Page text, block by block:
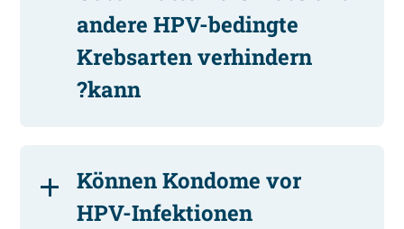
andere HPV-bedingte
Krebsarten verhindern
kann?
Können Kondome vor
HPV-Infektionen